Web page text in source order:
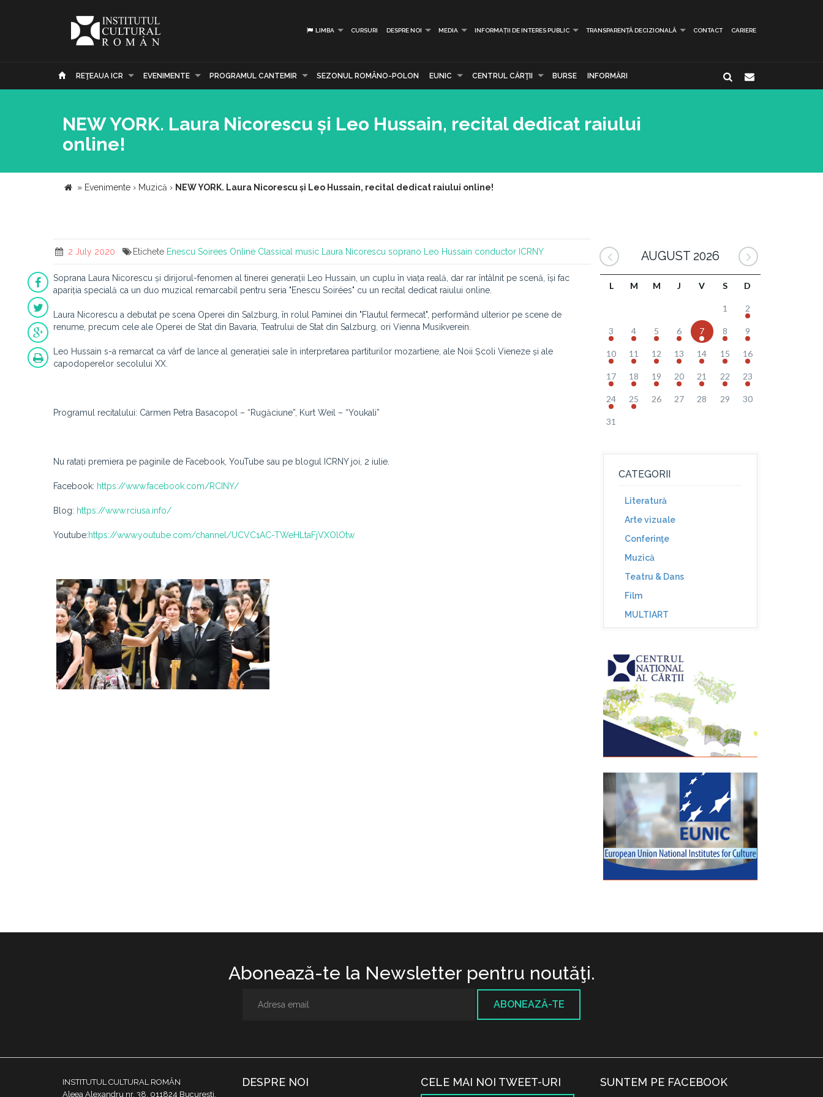
LIMBA CURSURI DESPRE NOI MEDIA INFORMAȚII DE INTERES PUBLIC TRANSPARENȚĂ DECIZIONALĂ CONTACT CARIERE
REŢEAUA ICR EVENIMENTE PROGRAMUL CANTEMIR SEZONUL ROMÂNO-POLON EUNIC CENTRUL CĂRŢII BURSE INFORMĂRI
NEW YORK. Laura Nicorescu și Leo Hussain, recital dedicat raiului
online!
» Evenimente › Muzică › NEW YORK. Laura Nicorescu și Leo Hussain, recital dedicat raiului online!
2 July 2020 Etichete Enescu Soirees Online Classical music Laura Nicorescu soprano Leo Hussain conductor ICRNY
Soprana Laura Nicorescu și dirijorul-fenomen al tinerei generații Leo Hussain, un cuplu în viața reală, dar rar întâlnit pe scenă, își fac
apariția specială ca un duo muzical remarcabil pentru seria "Enescu Soirées" cu un recital dedicat raiului online.
Laura Nicorescu a debutat pe scena Operei din Salzburg, în rolul Paminei din "Flautul fermecat", performând ulterior pe scene de
renume, precum cele ale Operei de Stat din Bavaria, Teatrului de Stat din Salzburg, ori Vienna Musikverein.
Leo Hussain s-a remarcat ca vârf de lance al generației sale în interpretarea partiturilor mozartiene, ale Noii Școli Vieneze și ale
capodoperelor secolului XX.
Programul recitalului: Carmen Petra Basacopol – “Rugăciune”, Kurt Weil – “Youkali”
Nu ratați premiera pe paginile de Facebook, YouTube sau pe blogul ICRNY joi, 2 iulie.
Facebook: https://www.facebook.com/RCINY/
Blog: https://www.rciusa.info/
Youtube:https://www.youtube.com/channel/UCVC1AC-TWeHLtaFjVXOlOtw
AUGUST 2026
L M M J V S D
1 2
3 4 5 6 7 8 9
10 11 12 13 14 15 16
17 18 19 20 21 22 23
24 25 26 27 28 29 30
31
CATEGORII
Literatură
Arte vizuale
Conferinţe
Muzică
Teatru & Dans
Film
MULTIART
Abonează-te la Newsletter pentru noutăţi.
ABONEAZĂ-TE
INSTITUTUL CULTURAL ROMÂN
Aleea Alexandru nr. 38, 011824 București,
DESPRE NOI CELE MAI NOI TWEET-URI SUNTEM PE FACEBOOK